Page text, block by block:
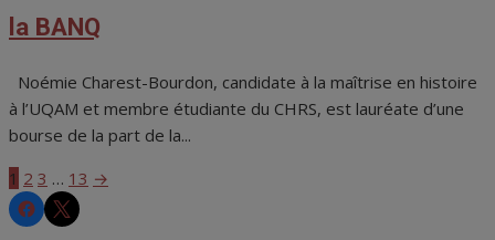
la BANQ
Noémie Charest-Bourdon, candidate à la maîtrise en histoire
à l’UQAM et membre étudiante du CHRS, est lauréate d’une
bourse de la part de la...
Pagination
des
1 2 3 … 13 →
CHRSCHRS